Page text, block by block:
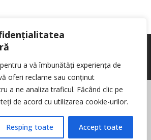
a vă îmbunătăți experiența de
oferi reclame sau conținut
a ne analiza traficul. Făcând clic pe
de acord cu utilizarea cookie-urilor.
Resping toate Accept toate
Politica de cookie-
cu privire la prelucrarea de date personale
Log in